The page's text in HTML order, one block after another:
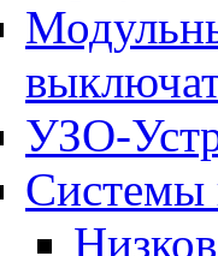
УЗО-
Системы